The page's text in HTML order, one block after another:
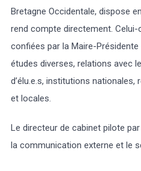
Bretagne Occidentale, dispose
rend compte directement.
confiées par la Maire-Présidente
études diverses, relations avec
d’élu.e.s, institutions nationales,
et locales.
Le directeur de cabinet pilote
la communication externe et le